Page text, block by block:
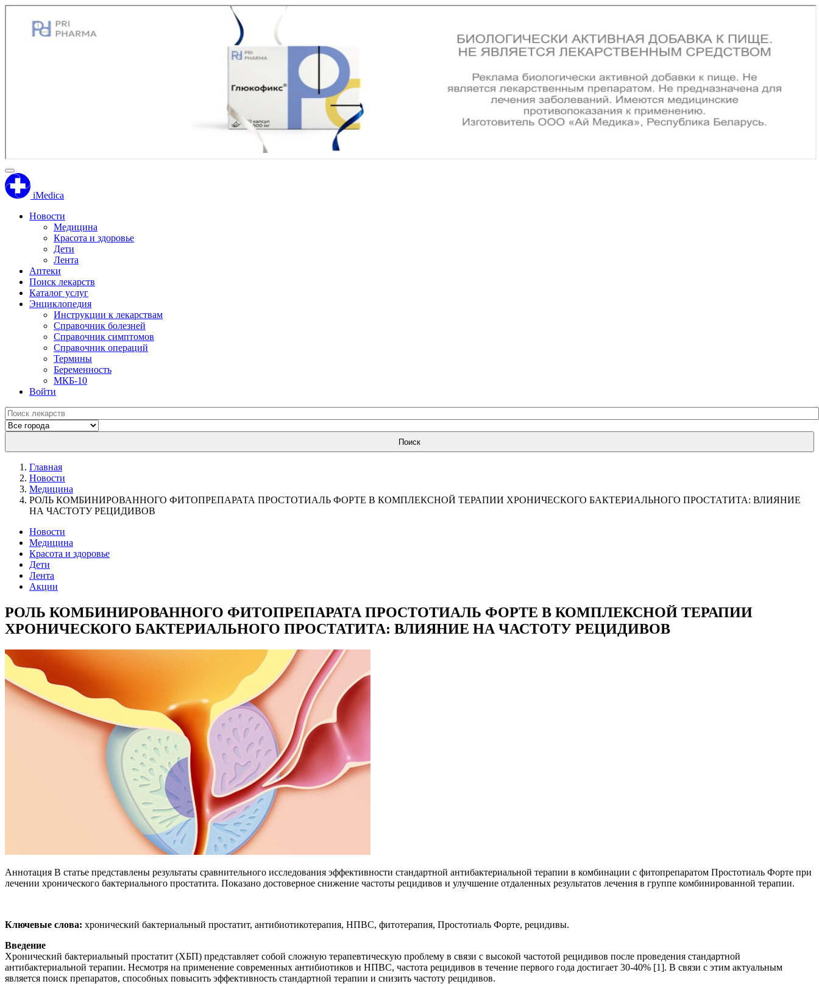
iMedica
Новости
Медицина
Красота и здоровье
Дети
Лента
Аптеки
Поиск лекарств
Каталог услуг
Энциклопедия
Инструкции к лекарствам
Справочник болезней
Справочник симптомов
Справочник операций
Термины
Беременность
МКБ-10
Войти
Поиск
Главная
Новости
Медицина
РОЛЬ КОМБИНИРОВАННОГО ФИТОПРЕПАРАТА ПРОСТОТИАЛЬ ФОРТЕ В КОМПЛЕКСНОЙ ТЕРАПИИ ХРОНИЧЕСКОГО БАКТЕРИАЛЬНОГО ПРОСТАТИТА: ВЛИЯНИЕ
НА ЧАСТОТУ РЕЦИДИВОВ
Новости
Медицина
Красота и здоровье
Дети
Лента
Акции
РОЛЬ КОМБИНИРОВАННОГО ФИТОПРЕПАРАТА ПРОСТОТИАЛЬ ФОРТЕ В КОМПЛЕКСНОЙ ТЕРАПИИ
ХРОНИЧЕСКОГО БАКТЕРИАЛЬНОГО ПРОСТАТИТА: ВЛИЯНИЕ НА ЧАСТОТУ РЕЦИДИВОВ
Аннотация В статье представлены результаты сравнительного исследования эффективности стандартной антибактериальной терапии в комбинации с фитопрепаратом Простотиаль Форте при
лечении хронического бактериального простатита. Показано достоверное снижение частоты рецидивов и улучшение отдаленных результатов лечения в группе комбинированной терапии.
Ключевые слова: хронический бактериальный простатит, антибиотикотерапия, НПВС, фитотерапия, Простотиаль Форте, рецидивы.
Введение
Хронический бактериальный простатит (ХБП) представляет собой сложную терапевтическую проблему в связи с высокой частотой рецидивов после проведения стандартной
антибактериальной терапии. Несмотря на применение современных антибиотиков и НПВС, частота рецидивов в течение первого года достигает 30-40% [1]. В связи с этим актуальным
является поиск препаратов, способных повысить эффективность стандартной терапии и снизить частоту рецидивов.